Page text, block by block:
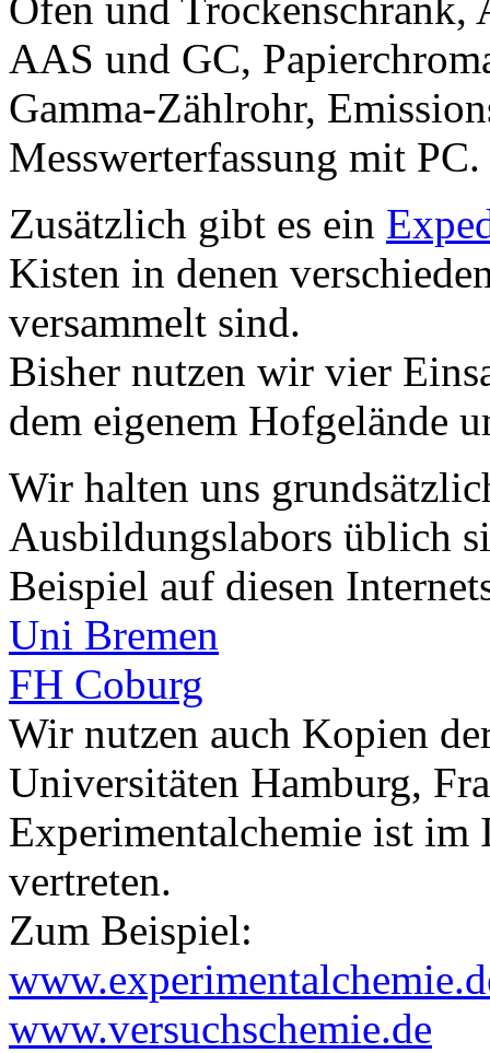
AAS und GC,
Gamma-Zählrohr,
Messwerterfassung mit PC.
Zusätzlich gibt es ein
Kisten in denen
versammelt sind.
Bisher nutzen wir vier
dem eigenem Hofgelände
Wir halten uns
Ausbildungslabors üblich
Beispiel auf diesen
Uni Bremen
FH Coburg
Wir nutzen auch Kopien
Universitäten Hamburg,
Experimentalchemie ist im
vertreten.
Zum Beispiel:
www.versuchschemie.de